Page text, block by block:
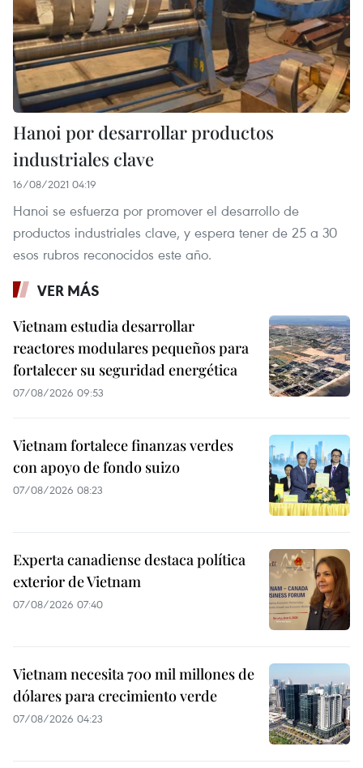
Hanoi por desarrollar productos
industriales clave
16/08/2021 04:19
Hanoi se esfuerza por promover el desarrollo de
productos industriales clave, y espera tener de 25 a 30
esos rubros reconocidos este año.
VER MÁS
Vietnam estudia desarrollar
reactores modulares pequeños para
fortalecer su seguridad energética
07/08/2026 09:53
Vietnam fortalece finanzas verdes
con apoyo de fondo suizo
07/08/2026 08:23
Experta canadiense destaca política
exterior de Vietnam
07/08/2026 07:40
Vietnam necesita 700 mil millones de
dólares para crecimiento verde
07/08/2026 04:23